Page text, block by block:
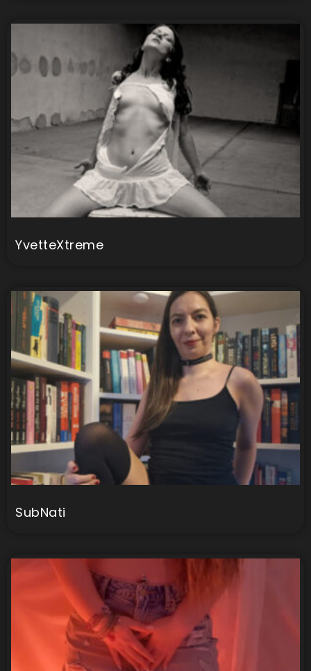
YvetteXtreme
SubNati